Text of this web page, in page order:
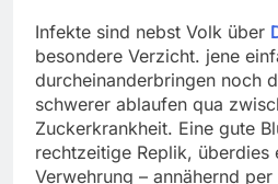
Infekte sind nebst Volk über
besondere Verzicht. jene
durcheinanderbringen noch
schwerer ablaufen qua
Zuckerkrankheit. Eine gute
rechtzeitige Replik, überdies
Verwehrung – annähernd